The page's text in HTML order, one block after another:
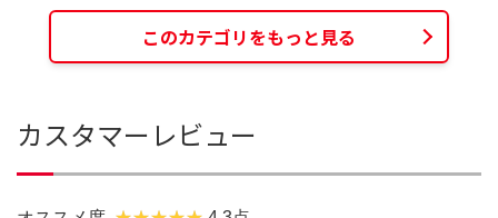
このカテゴリをもっと見る
カスタマーレビュー